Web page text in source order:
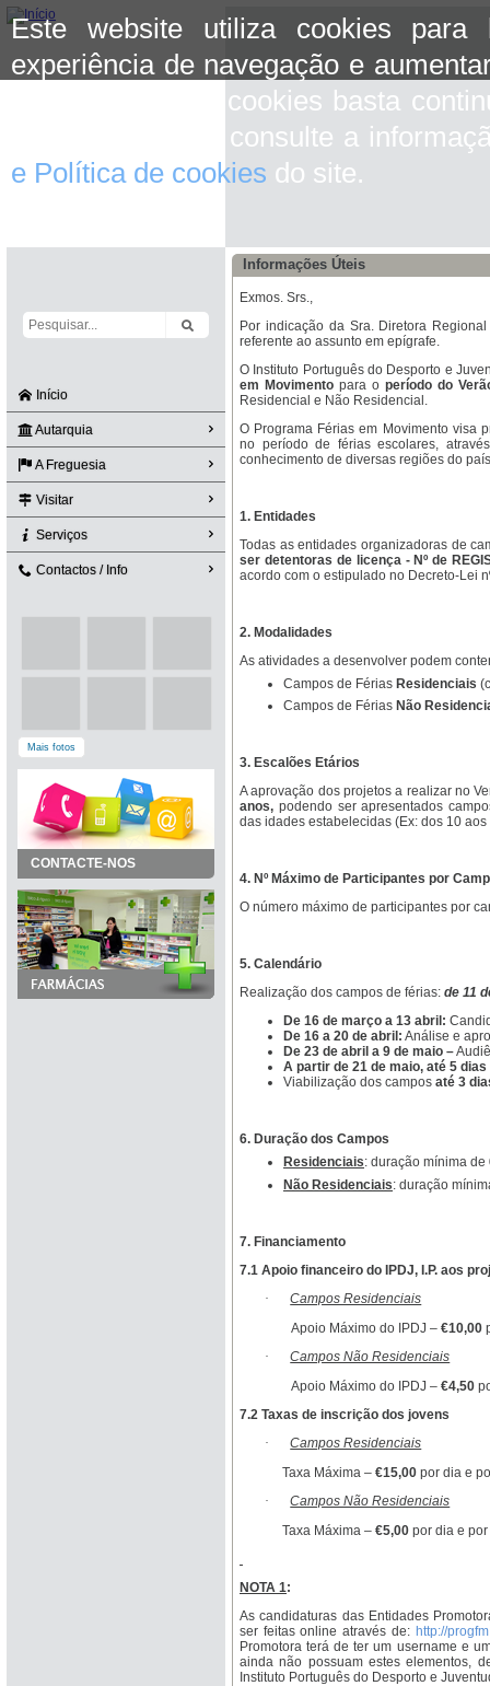
Este website utiliza cookies para
experiência de navegação e
aceitar o uso de cookies basta
mais informação consulte a
e Política de cookies do site.
Início
Autarquia
A Freguesia
Visitar
Serviços
Contactos / Info
Mais fotos
CONTACTE-NOS
Informações Úteis
Exmos. Srs.,
Por indicação da Sra. Diretora
referente ao assunto em epígrafe.
O Instituto Português do Desporto e
em Movimento para o período do
Residencial e Não Residencial.
O Programa Férias em Movimento visa
no período de férias escolares,
conhecimento de diversas regiões do
1. Entidades
Todas as entidades organizadoras de
ser detentoras de licença - Nº de
acordo com o estipulado no Decreto-Lei
2. Modalidades
As atividades a desenvolver podem
Campos de Férias Residenciais
Campos de Férias Não
3. Escalões Etários
A aprovação dos projetos a realizar no
anos, podendo ser apresentados
das idades estabelecidas (Ex: dos 10
4. Nº Máximo de Participantes por
O número máximo de participantes por
5. Calendário
Realização dos campos de férias: de 11
De 16 de março a 13 abril:
De 16 a 20 de abril: Análise e
De 23 de abril a 9 de maio –
A partir de 21 de maio, até 5
Viabilização dos campos até 3
6. Duração dos Campos
Residenciais: duração mínima de
Não Residenciais: duração
7. Financiamento
7.1 Apoio financeiro do IPDJ, I.P. aos
·
Campos Residenciais
Apoio Máximo do IPDJ –€10,00
·
Campos Não Residenciais
Apoio Máximo do IPDJ –€4,50
7.2 Taxas de inscrição dos jovens
·
Campos Residenciais
Taxa Máxima – €15,00 por dia e
·
Campos Não Residenciais
Taxa Máxima – €5,00 por dia e
NOTA 1:
As candidaturas das Entidades
ser feitas online através de: http://
Promotora terá de ter um username e
ainda não possuam estes elementos,
Instituto Português do Desporto e